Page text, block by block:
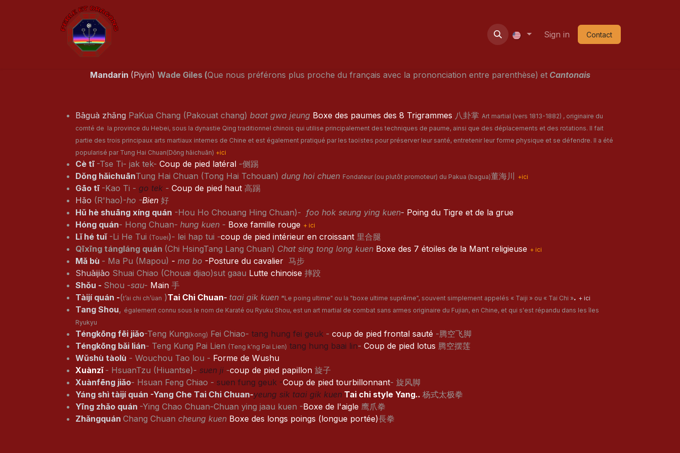
Contact Nouvel an Shop
Sign in Contact
Mandarin (Piyin) Wade Giles (Que nous préférons plus proche du français avec la prononciation entre parenthèse) et Cantonais
Bāguà zhǎng PaKua Chang (Pakouat chang) baat gwa jeung Boxe des paumes des 8 Trigrammes 八卦掌 Art martial (vers 1813-1882) , originaire du
comté de la province du Hebei, sous la dynastie Qing traditionnel chinois qui utilise principalement des techniques de paume, ainsi que des déplacements et des rotations. Il fait
partie des trois principaux arts martiaux internes de Chine et est également pratiqué par les taoïstes pour préserver leur santé, entretenir leur forme physique et se défendre. Il a été
popularisé par Tung Hai Chuan(Dǒng hǎichuān) +ici
Cè tī -Tse Ti- jak tek- Coup de pied latéral -侧踢
Dǒng hǎichuānTung Hai Chuan (Tong Hai Tchouan) dung hoi chuen Fondateur (ou plutôt promoteur) du Pakua (bagua)董海川 +ici
Gāo tī -Kao Ti - go tek - Coup de pied haut 高踢
Hǎo (R'hao)-ho -Bien 好
Hǔ hè shuāng xíng quán -Hou Ho Chouang Hing Chuan)- foo hok seung ying kuen- Poing du Tigre et de la grue
Hóng quán- Hong Chuan- hung kuen - Boxe famille rouge + ici
Lǐ hé tuǐ-Li He Tui (Touei)- lei hap tui -coup de pied intérieur en croissant 里合腿
Qīxīng tángláng quán (Chi HsingTang Lang Chuan) Chat sing tong long kuen Boxe des 7 étoiles de la Mant religieuse + ici
Mǎ bù - Ma Pu (Mapou) - ma bo -Posture du cavalier 马步
Shuāijiāo Shuai Chiao (Chouai djiao)sut gaau Lutte chinoise 摔跤
Shǒu - Shou -sau- Main 手
Tàijí quán -(t’ai chi ch’üan )Tai Chi Chuan- taai gik kuen "Le poing ultime" ou la "boxe ultime suprême", souvent simplement appelés « Taiji » ou « Tai Chi ». + ici
Tang Shou, également connu sous le nom de Karaté ou Ryuku Shou, est un art martial de combat sans armes originaire du Fujian, en Chine, et qui s'est répandu dans les îles
Ryukyu
Téngkōng fēi jiǎo-Teng Kung(kong) Fei Chiao- tang hung fei geuk - coup de pied frontal sauté -腾空飞脚
Téngkōng bǎi lián- Teng Kung Pai Lien (Teng k'ng Pai Lien) tang hung baai lin- Coup de pied lotus 腾空摆莲
Wǔshù tàolù - Wouchou Tao lou - Forme de Wushu
Xuànzǐ - HsuanTzu (Hiuantse)- suen ji -coup de pied papillon 旋子
Xuànfēng jiǎo- Hsuan Feng Chiao - suen fung geuk -Coup de pied tourbillonnant- 旋风脚
Yáng shì tàijí quán -Yang Che Tai Chi Chuan-yeung sik taai gik kuen Tai chi style Yang.. 杨式太极拳
Yīng zhǎo quán -Ying Chao Chuan-Chuan ying jaau kuen -Boxe de l'aigle 鹰爪拳
Zhǎngquán Chang Chuan cheung kuen Boxe des longs poings (longue portée)長拳